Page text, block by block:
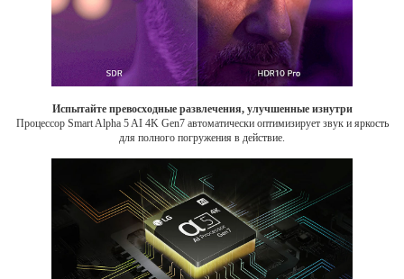
Испытайте превосходные развлечения, улучшенные изнутри
Процессор Smart Alpha 5 AI 4K Gen7 автоматически оптимизирует звук и яркость
для полного погружения в действие.